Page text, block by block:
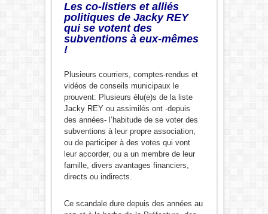
Les co-listiers et alliés
politiques de Jacky REY
qui se votent des
subventions à eux-mêmes
!
Plusieurs courriers, comptes-rendus et
vidéos de conseils municipaux le
prouvent: Plusieurs élu(e)s de la liste
Jacky REY ou assimilés ont -depuis
des années- l’habitude de se voter des
subventions à leur propre association,
ou de participer à des votes qui vont
leur accorder, ou a un membre de leur
famille, divers avantages financiers,
directs ou indirects.
Ce scandale dure depuis des années au